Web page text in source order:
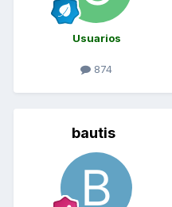
Usuarios
874
bautis